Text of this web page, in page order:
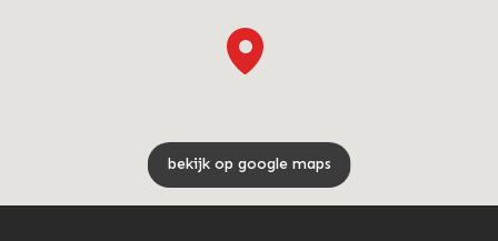
bekijk op google maps